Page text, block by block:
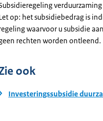
op: het subsidiebedrag is
waarvoor u subsidie
rechten worden ontleend.
ook
Investeringssubsidie